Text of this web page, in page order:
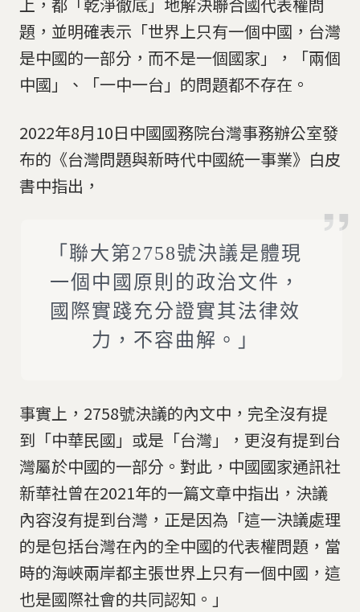
題，並明確表示「世界上只有一個中國，台灣
是中國的一部分，而不是一個國家」，「兩個
中國」、「一中一台」的問題都不存在。
2022年8月10日中國國務院台灣事務辦公室發
布的《台灣問題與新時代中國統一事業》白皮
書中指出，
「聯大第2758號決議是體現
一個中國原則的政治文件，
國際實踐充分證實其法律效
力，不容曲解。」
事實上，2758號決議的內文中，完全沒有提
到「中華民國」或是「台灣」，更沒有提到台
灣屬於中國的一部分。對此，中國國家通訊社
新華社曾在2021年的一篇文章中指出，決議
內容沒有提到台灣，正是因為「這一決議處理
的是包括台灣在內的全中國的代表權問題，當
時的海峽兩岸都主張世界上只有一個中國，這
也是國際社會的共同認知。」